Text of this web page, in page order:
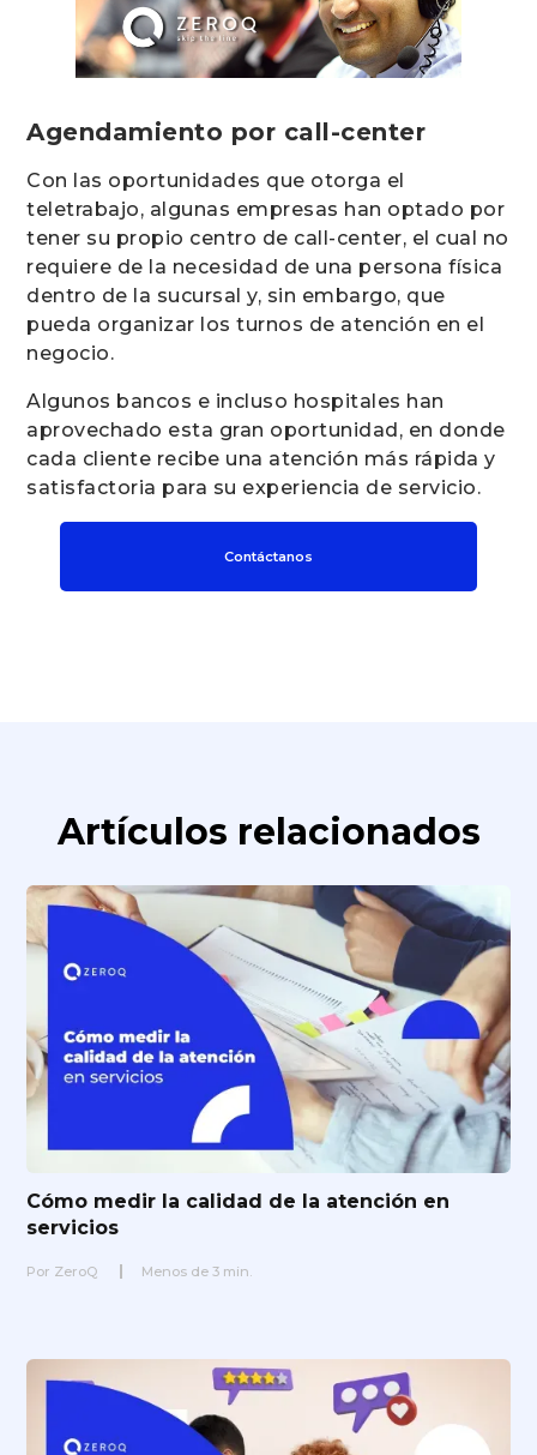
Agendamiento por call-center
Con las oportunidades que otorga el
teletrabajo, algunas empresas han optado por
tener su propio centro de call-center, el cual no
requiere de la necesidad de una persona física
dentro de la sucursal y, sin embargo, que
pueda organizar los turnos de atención en el
negocio.
Algunos bancos e incluso hospitales han
aprovechado esta gran oportunidad, en donde
cada cliente recibe una atención más rápida y
satisfactoria para su experiencia de servicio.
Contáctanos
Artículos relacionados
Cómo medir la calidad de la atención en
servicios
Por ZeroQ Menos de 3 min.